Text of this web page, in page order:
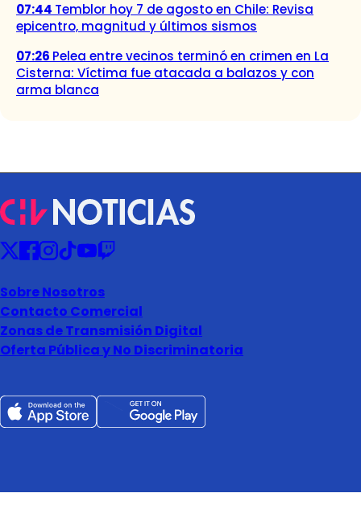
07:44 Temblor hoy 7 de agosto en Chile: Revisa
epicentro, magnitud y últimos sismos
07:26 Pelea entre vecinos terminó en crimen en La
Cisterna: Víctima fue atacada a balazos y con
arma blanca
Sobre Nosotros
Contacto Comercial
Zonas de Transmisión Digital
Oferta Pública y No Discriminatoria